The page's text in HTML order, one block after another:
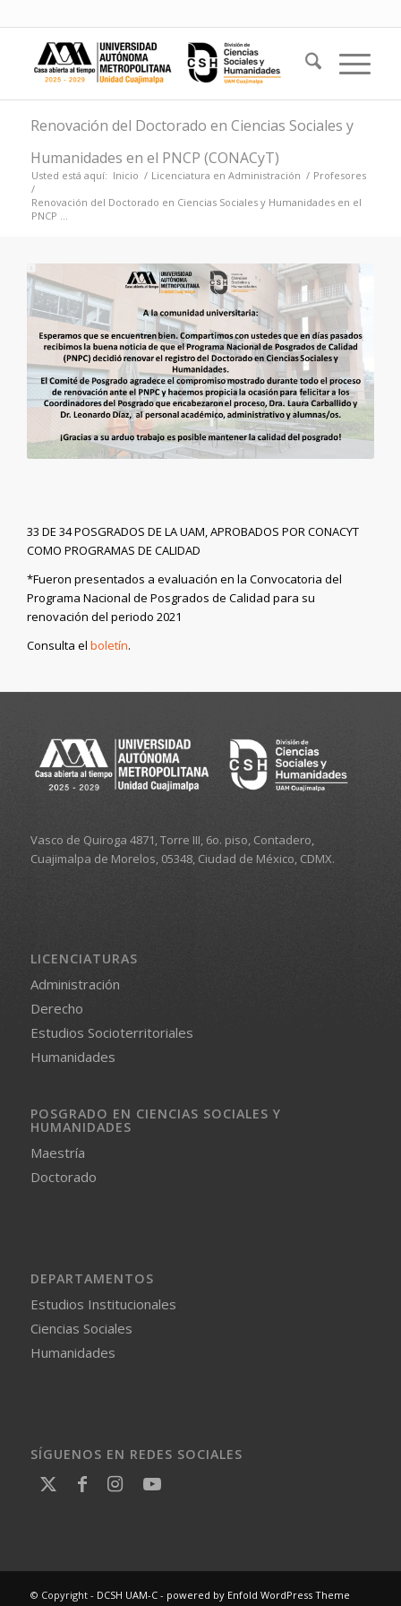
Renovación del Doctorado en Ciencias Sociales y
Humanidades en el PNCP (CONACyT)
Usted está aquí: Inicio / Licenciatura en Administración / Profesores
/
Renovación del Doctorado en Ciencias Sociales y Humanidades en el
PNCP ...
33 DE 34 POSGRADOS DE LA UAM, APROBADOS POR CONACYT
COMO PROGRAMAS DE CALIDAD
*Fueron presentados a evaluación en la Convocatoria del
Programa Nacional de Posgrados de Calidad para su
renovación del periodo 2021
Consulta el boletín.
Vasco de Quiroga 4871, Torre III, 6o. piso, Contadero,
Cuajimalpa de Morelos, 05348, Ciudad de México, CDMX.
LICENCIATURAS
Administración
Derecho
Estudios Socioterritoriales
Humanidades
POSGRADO EN CIENCIAS SOCIALES Y
HUMANIDADES
Maestría
Doctorado
DEPARTAMENTOS
Estudios Institucionales
Ciencias Sociales
Humanidades
SÍGUENOS EN REDES SOCIALES
© Copyright - DCSH UAM-C- powered by Enfold WordPress Theme